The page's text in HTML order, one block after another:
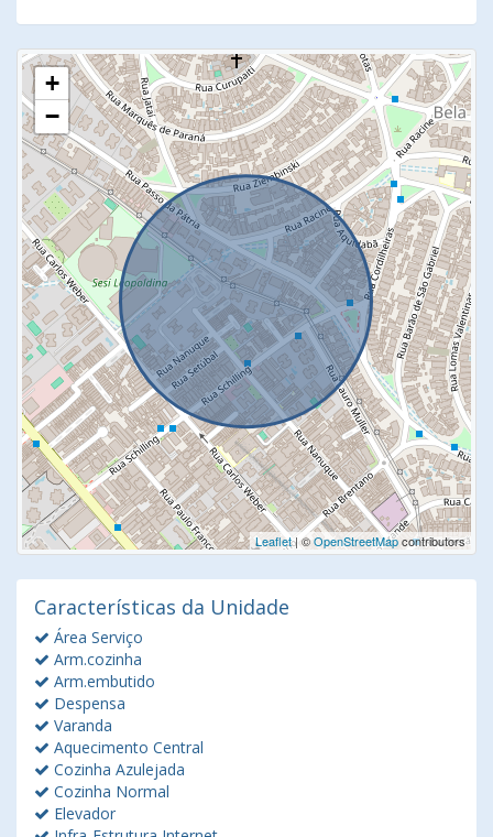
+
−
Leaflet| ©OpenStreetMapcontributors
Características da Unidade
Área Serviço
Arm.cozinha
Arm.embutido
Despensa
Varanda
Aquecimento Central
Cozinha Azulejada
Cozinha Normal
Elevador